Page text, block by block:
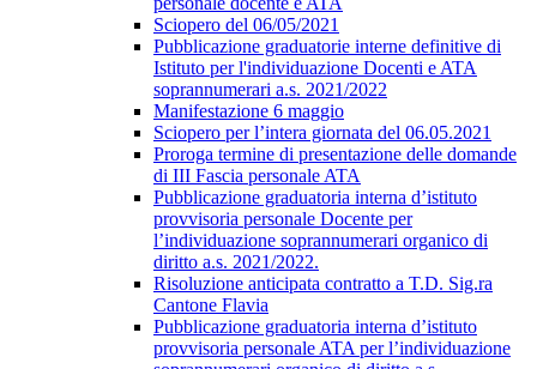
Sciopero del 06/05/2021
Pubblicazione graduatorie interne definitive di
Istituto per l'individuazione Docenti e ATA
soprannumerari a.s. 2021/2022
Manifestazione 6 maggio
Sciopero per l’intera giornata del 06.05.2021
Proroga termine di presentazione delle domande
di III Fascia personale ATA
Pubblicazione graduatoria interna d’istituto
provvisoria personale Docente per
l’individuazione soprannumerari organico di
diritto a.s. 2021/2022.
Risoluzione anticipata contratto a T.D. Sig.ra
Cantone Flavia
Pubblicazione graduatoria interna d’istituto
provvisoria personale ATA per l’individuazione